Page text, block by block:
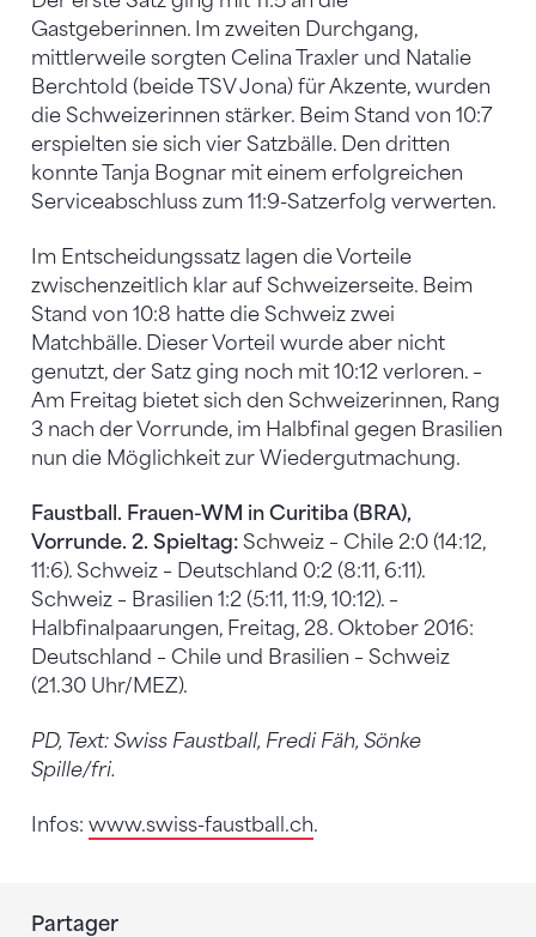
Gastgeberinnen. Im zweiten Durchgang,
mittlerweile sorgten Celina Traxler und Natalie
Berchtold (beide TSV Jona) für Akzente, wurden
die Schweizerinnen stärker. Beim Stand von 10:7
erspielten sie sich vier Satzbälle. Den dritten
konnte Tanja Bognar mit einem erfolgreichen
Serviceabschluss zum 11:9-Satzerfolg verwerten.
Im Entscheidungssatz lagen die Vorteile
zwischenzeitlich klar auf Schweizerseite. Beim
Stand von 10:8 hatte die Schweiz zwei
Matchbälle. Dieser Vorteil wurde aber nicht
genutzt, der Satz ging noch mit 10:12 verloren. –
Am Freitag bietet sich den Schweizerinnen, Rang
3 nach der Vorrunde, im Halbfinal gegen Brasilien
nun die Möglichkeit zur Wiedergutmachung.
Faustball. Frauen-WM in Curitiba (BRA),
Vorrunde. 2. Spieltag: Schweiz – Chile 2:0 (14:12,
11:6). Schweiz – Deutschland 0:2 (8:11, 6:11).
Schweiz – Brasilien 1:2 (5:11, 11:9, 10:12). –
Halbfinalpaarungen, Freitag, 28. Oktober 2016:
Deutschland – Chile und Brasilien – Schweiz
(21.30 Uhr/MEZ).
PD, Text: Swiss Faustball, Fredi Fäh, Sönke
Spille/fri.
Infos: www.swiss-faustball.ch.
Partager